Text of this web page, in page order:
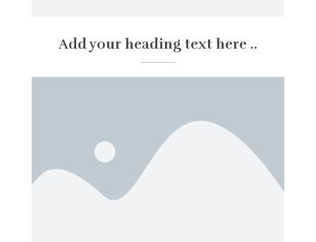
Add your heading text here ..